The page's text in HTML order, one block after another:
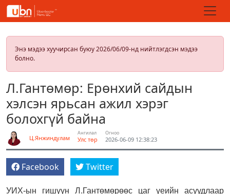
Энэ мэдээ хуучирсан буюу 2026/06/09-нд нийтлэгдсэн мэдээ
болно.
Л.Гантөмөр: Ерөнхий сайдын
хэлсэн ярьсан ажил хэрэг
болохгүй байна
Ц.Янжиндулам
Ангилал
Улс төр
Огноо
2026-06-09 12:38:23
Facebook Twitter
УИХ-ын гишүүн Л.Гантөмөрөөс цаг үеийн асуудлаар